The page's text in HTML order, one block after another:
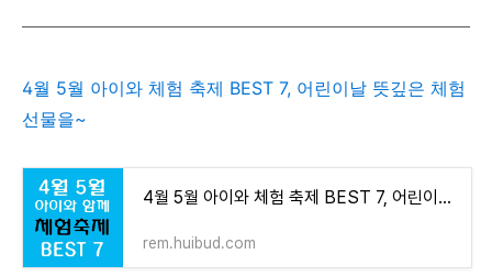
4월 5월 아이와 체험 축제 BEST 7, 어린이날 뜻깊은 체험
선물을~
4월 5월 아이와 체험 축제 BEST 7, 어린이날 뜻 깊은 체험 선물을~
rem.huibud.com